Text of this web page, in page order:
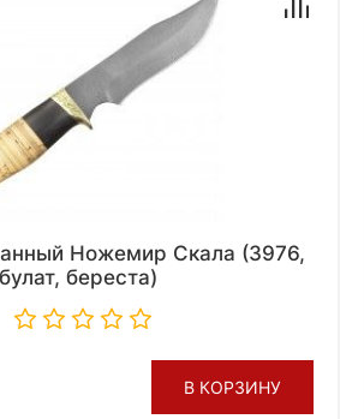
Ножемир Скала (3976,
булат, береста)
В КОРЗИНУ